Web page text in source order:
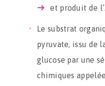
et produit de
Le substrat
pyruvate, issu de
glucose par une
chimiques